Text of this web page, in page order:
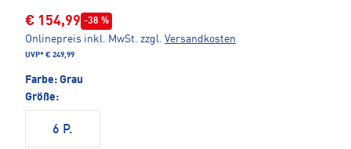
€ 154,99 -38 %
Onlinepreis inkl. MwSt. zzgl. Versandkosten
UVP* € 249,99
Farbe: Grau
Größe:
6 P.